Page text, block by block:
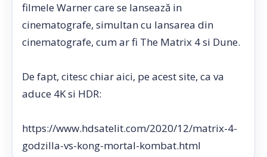
filmele Warner care se lansează in
cinematografe, simultan cu lansarea din
cinematografe, cum ar fi The Matrix 4 si Dune.
De fapt, citesc chiar aici, pe acest site, ca va
aduce 4K si HDR:
https://www.hdsatelit.com/2020/12/matrix-4-
godzilla-vs-kong-mortal-kombat.html